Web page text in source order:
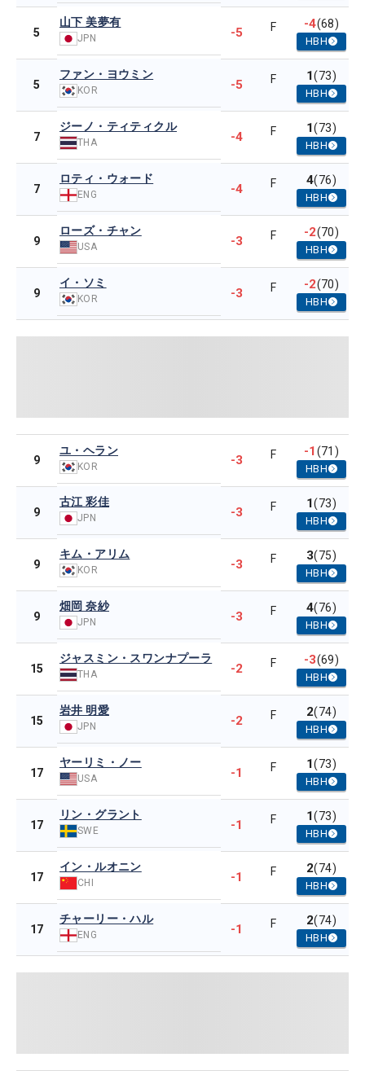
5
山下 美夢有
JPN -5 F -4(68)
HBH
5
ファン・ヨウミン
KOR -5 F 1(73)
HBH
7
ジーノ・ティティクル
THA -4 F 1(73)
HBH
7
ロティ・ウォード
ENG -4 F 4(76)
HBH
9
ローズ・チャン
USA -3 F -2(70)
HBH
9
イ・ソミ
KOR -3 F -2(70)
HBH
9
ユ・ヘラン
KOR -3 F -1(71)
HBH
9
古江 彩佳
JPN -3 F 1(73)
HBH
9
キム・アリム
KOR -3 F 3(75)
HBH
9
畑岡 奈紗
JPN -3 F 4(76)
HBH
15
ジャスミン・スワンナプーラ
THA -2 F -3(69)
HBH
15
岩井 明愛
JPN -2 F 2(74)
HBH
17
ヤーリミ・ノー
USA -1 F 1(73)
HBH
17
リン・グラント
SWE -1 F 1(73)
HBH
17
イン・ルオニン
CHI -1 F 2(74)
HBH
17
チャーリー・ハル
ENG -1 F 2(74)
HBH